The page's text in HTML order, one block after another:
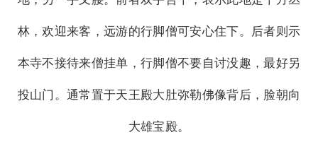
林，欢迎来客，远游的行脚僧可安心住下。后者则示
本寺不接待来僧挂单，行脚僧不要自讨没趣，最好另
投山门。通常置于天王殿大肚弥勒佛像背后，脸朝向
大雄宝殿。